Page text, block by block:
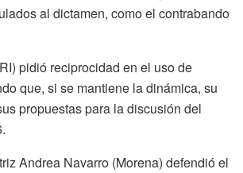
al dictamen, como el contrabando
pidió reciprocidad en el uso de
que, si se mantiene la dinámica, su
propuestas para la discusión del
Andrea Navarro (Morena) defendió el